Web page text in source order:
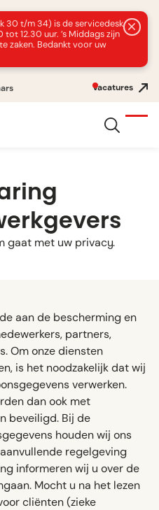
30 t/m 34) is de servicedesk
12.30 uur. ’s Middags zijn
zaken. Bedankt voor uw
Vacatures
gaat met uw privacy.
aan de bescherming en
partners,
Om onze diensten
is het noodzakelijk dat wij
verwerken.
dan ook met
beveiligd. Bij de
houden wij ons
regelgeving
informeren wij u over de
Mocht u na het lezen
cliënten (zieke